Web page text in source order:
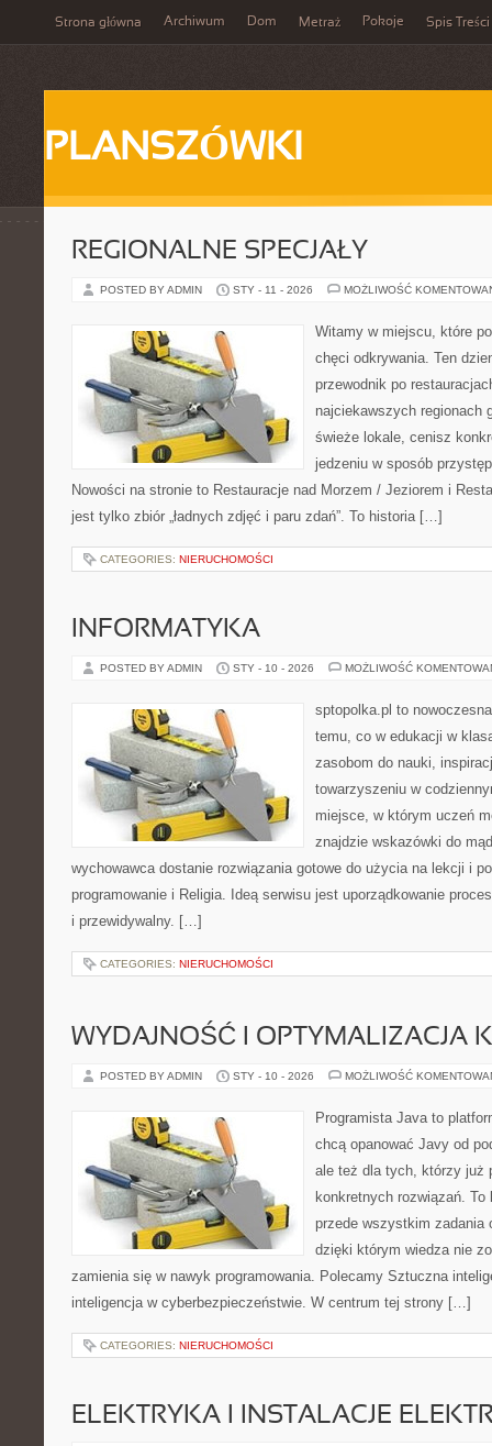
Strona główna Archiwum Dom Metraż Pokoje Spis Treści
PLANSZÓWKI
REGIONALNE SPECJAŁY
POSTED BY ADMIN STY - 11 - 2026 MOŻLIWOŚĆ
Witamy w miejscu, które
chęci odkrywania. Ten
przewodnik po
najciekawszych regionach
świeże lokale, cenisz
jedzeniu w sposób
Nowości na stronie to Restauracje nad Morzem / Jeziorem i
jest tylko zbiór „ładnych zdjęć i paru zdań”. To historia […]
CATEGORIES: NIERUCHOMOŚCI
INFORMATYKA
POSTED BY ADMIN STY - 10 - 2026 MOŻLIWOŚĆ
sptopolka.pl to
temu, co w edukacji w
zasobom do nauki,
towarzyszeniu w
miejsce, w którym uczeń
znajdzie wskazówki do
wychowawca dostanie rozwiązania gotowe do użycia na lekcji i
programowanie i Religia. Ideą serwisu jest uporządkowanie
i przewidywalny. […]
CATEGORIES: NIERUCHOMOŚCI
WYDAJNOŚĆ I OPTYMALIZACJA
POSTED BY ADMIN STY - 10 - 2026 MOŻLIWOŚĆ
Programista Java to
chcą opanować Javy od
ale też dla tych, którzy już
konkretnych rozwiązań.
przede wszystkim zadania
dzięki którym wiedza nie
zamienia się w nawyk programowania. Polecamy Sztuczna
inteligencja w cyberbezpieczeństwie. W centrum tej strony […]
CATEGORIES: NIERUCHOMOŚCI
ELEKTRYKA I INSTALACJE